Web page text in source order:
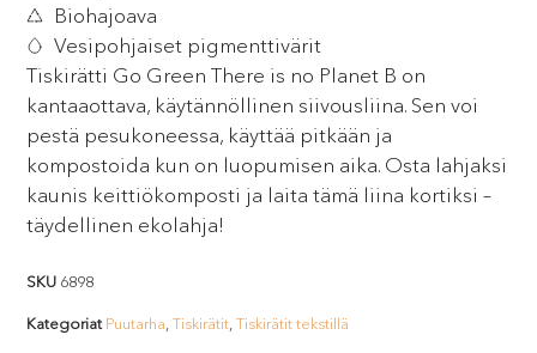
Biohajoava
Vesipohjaiset pigmenttivärit
Tiskirätti Go Green There is no Planet B on
kantaaottava, käytännöllinen siivousliina. Sen voi
pestä pesukoneessa, käyttää pitkään ja
kompostoida kun on luopumisen aika. Osta lahjaksi
kaunis keittiökomposti ja laita tämä liina kortiksi –
täydellinen ekolahja!
SKU 6898
Kategoriat Puutarha ,Tiskirätit ,Tiskirätit tekstillä